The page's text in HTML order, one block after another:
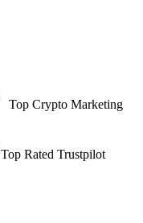
Top Crypto Marketing
Top Rated Trustpilot